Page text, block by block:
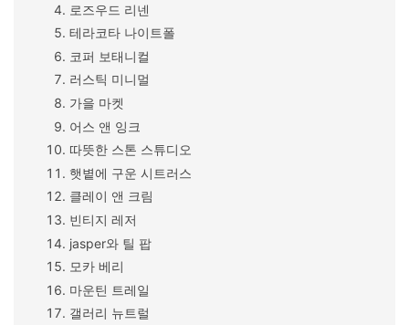
로즈우드 리넨
테라코타 나이트폴
코퍼 보태니컬
러스틱 미니멀
가을 마켓
어스 앤 잉크
따뜻한 스톤 스튜디오
햇볕에 구운 시트러스
클레이 앤 크림
빈티지 레저
jasper와 틸 팝
모카 베리
마운틴 트레일
갤러리 뉴트럴